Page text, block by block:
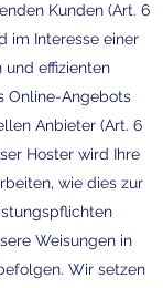
Kunden (Art. 6
im Interesse einer
und effizienten
Online-Angebots
Anbieter (Art. 6
Hoster wird Ihre
wie dies zur
Weisungen in
Wir setzen